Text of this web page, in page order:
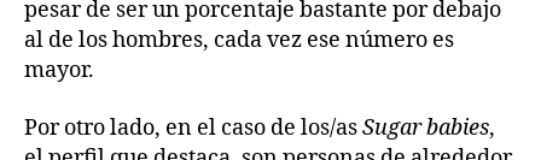
pesar de ser un porcentaje bastante por debajo
al de los hombres, cada vez ese número es
mayor.
Por otro lado, en el caso de los/asSugar babies,